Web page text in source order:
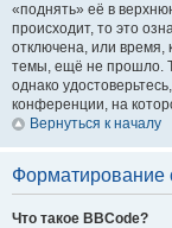
«поднять» её в
происходит, то это
отключена, или время,
темы, ещё не прошло.
однако
конференции, на
Вернуться к началу
Форматирование
Что такое BBCode?